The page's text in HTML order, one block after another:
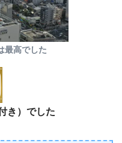
高でした
き）でした